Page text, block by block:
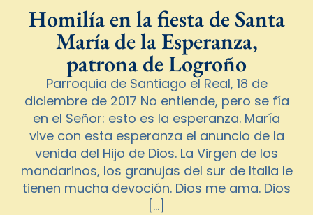
Homilía en la fiesta de Santa
María de la Esperanza,
patrona de Logroño
Parroquia de Santiago el Real, 18 de
diciembre de 2017 No entiende, pero se fía
en el Señor: esto es la esperanza. María
vive con esta esperanza el anuncio de la
venida del Hijo de Dios. La Virgen de los
mandarinos, los granujas del sur de Italia le
tienen mucha devoción. Dios me ama. Dios
[…]